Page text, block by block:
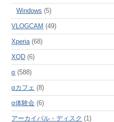
Windows (5)
VLOGCAM (49)
Xperia(68)
XQD (6)
α (588)
αカフェ (8)
α体験会 (6)
アーカイバル・ディスク (1)